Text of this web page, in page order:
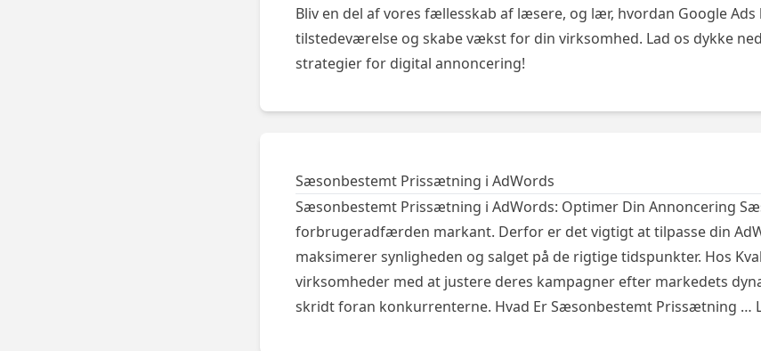
Bliv en del af vores fællesskab af læsere, og lær, hvordan Google
tilstedeværelse og skabe vækst for din virksomhed. Lad os dykke
strategier for digital annoncering!
Sæsonbestemt Prissætning i AdWords
Sæsonbestemt Prissætning i AdWords: Optimer Din Annoncering
forbrugeradfærden markant. Derfor er det vigtigt at tilpasse din
maksimerer synligheden og salget på de rigtige tidspunkter. Hos
virksomheder med at justere deres kampagner efter markedets
skridt foran konkurrenterne. Hvad Er Sæsonbestemt Prissætning …